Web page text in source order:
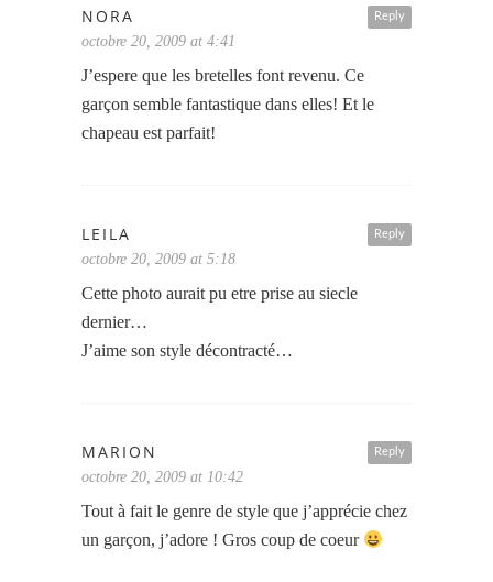
Reply
NORA
octobre 20, 2009 at 4:41
J’espere que les bretelles font revenu. Ce
garçon semble fantastique dans elles! Et le
chapeau est parfait!
Reply
LEILA
octobre 20, 2009 at 5:18
Cette photo aurait pu etre prise au siecle
dernier…
J’aime son style décontracté…
Reply
MARION
octobre 20, 2009 at 10:42
Tout à fait le genre de style que j’apprécie chez
un garçon, j’adore ! Gros coup de coeur